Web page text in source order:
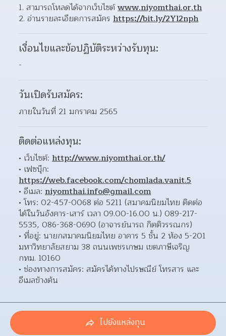
สามารถโหลดได้จากเว็บไซต์ www.niyomthai.or.th
อ่านรายละเอียดการสมัคร https://bit.ly/2Yl2nph
เงื่อนไขและข้อปฏิบัติระหว่างรับทุน:
-
วันเปิดรับสมัคร:
ภายในวันที่ 21 มกราคม 2565
ติดต่อแหล่งทุน:
เว็บไซต์: http://www.niyomthai.or.th/
https://web.facebook.com/chomlada.vanit.5
อีเมล: niyomthai.info@gmail.com
โทร: 02-457-0068 ต่อ 5211 (สมาคมนิยมไทย ติดต่อ
ได้ในวันอังคาร-เสาร์ เวลา 09.00-16.00 น.) 089-217-
5535, 086-368-0690 (อาจารย์นารถ กิตติวรรณกร)
ที่อยู่: นายกสมาคมนิยมไทย อาคาร 5 ชั้น 2 ห้อง 5-201
มหาวิทยาลัยสยาม 38 ถนนเพชรเกษม เขตภาษีเจริญ
กทม. 10160
ช่องทางการสมัคร: สมัครได้ทางไปรษณีย์ โทรสาร และ
อีเมลข้างต้น
ไปยังแหล่งทุน